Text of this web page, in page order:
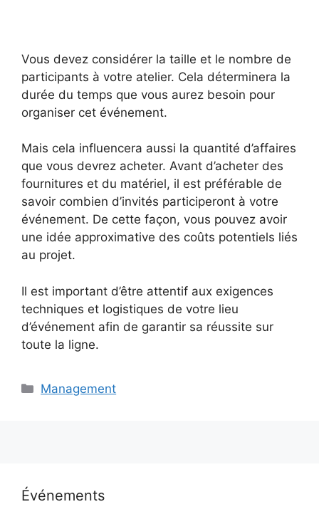
Vous devez considérer la taille et le nombre de
participants à votre atelier. Cela déterminera la
durée du temps que vous aurez besoin pour
organiser cet événement.
Mais cela influencera aussi la quantité d’affaires
que vous devrez acheter. Avant d’acheter des
fournitures et du matériel, il est préférable de
savoir combien d’invités participeront à votre
événement. De cette façon, vous pouvez avoir
une idée approximative des coûts potentiels liés
au projet.
Il est important d’être attentif aux exigences
techniques et logistiques de votre lieu
d’événement afin de garantir sa réussite sur
toute la ligne.
Catégories
Management
Événements